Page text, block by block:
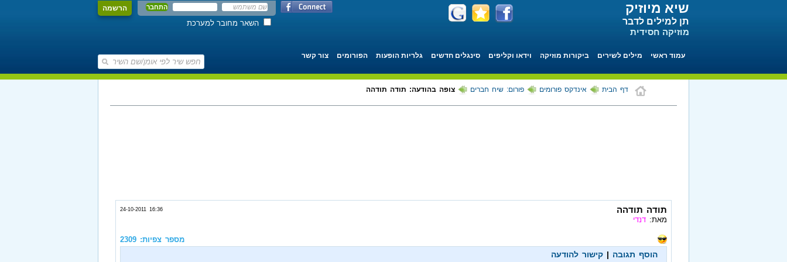
הרשמה
השאר מחובר למערכת
שיא מיוזיק
תן למילים לדבר
מוזיקה חסידית
עמוד ראשי מילים לשירים ביקורות מוזיקה וידאו וקליפים סינגלים חדשים גלריות הופעות הפורומים צור קשר
דף הבית אינדקס פורומים פורום: שיח חברים צופה בהודעה: תודה תודהה
24-10-2011 16:36 תודה תודהה
מאת: דנדי
מספר צפיות: 2309
הוסף תגובה | קישור להודעה